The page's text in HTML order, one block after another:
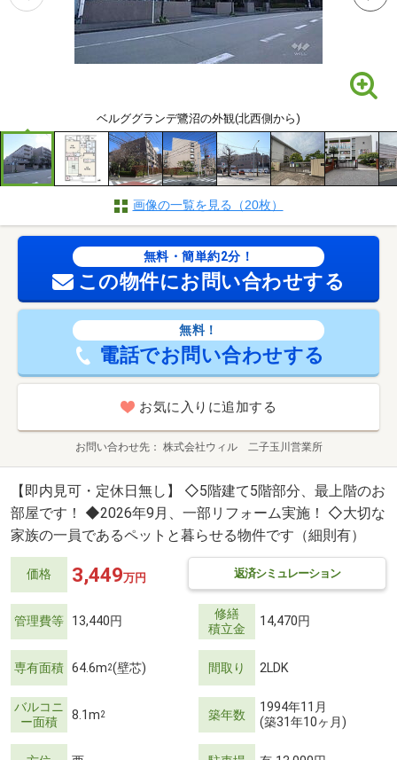
ベルググランデ鷺沼の外観(北西側から)
画像の一覧を見る（20枚）
無料・簡単約2分！
この物件にお問い合わせする
無料！
電話でお問い合わせする
お気に入りに追加する
お問い合わせ先 株式会社ウィル 二子玉川営業所
【即内見可・定休日無し】 ◇5階建て5階部分、最上階のお
部屋です！ ◆2026年9月、一部リフォーム実施！ ◇大切な
家族の一員であるペットと暮らせる物件です（細則有）
価格 返済シミュレーション
3,449万円
管理費等 13,440円
修繕
積立金
14,470円
専有面積 64.6m2(壁芯) 間取り 2LDK
バルコニ
ー面積
8.1m2 築年数
1994年11月
(築31年10ヶ月)